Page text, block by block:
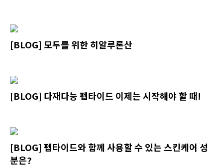
[BLOG] 모두를 위한 히알루론산
[BLOG] 다재다능 펩타이드 이제는 시작해야 할 때!
[BLOG] 펩타이드와 함께 사용할 수 있는 스킨케어 성
분은?